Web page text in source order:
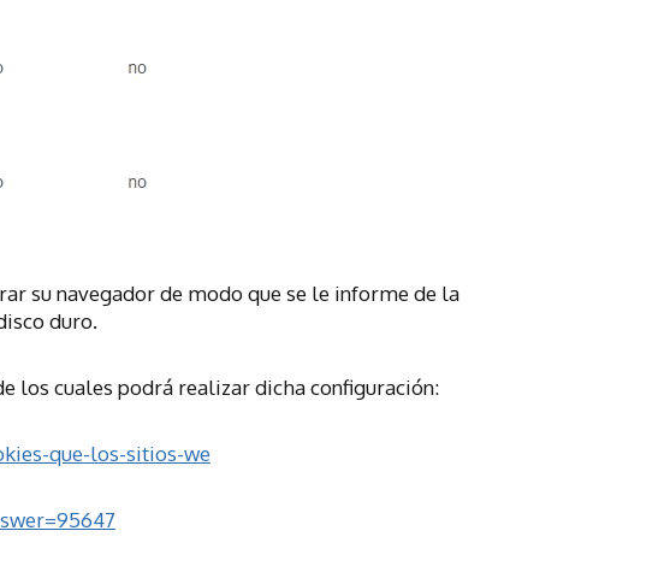
su navegador de modo que se le informe de la
duro.
los cuales podrá realizar dicha configuración:
que-los-sitios-we